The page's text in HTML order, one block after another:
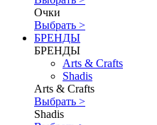
Очки
Выбрать >
БРЕНДЫ
БРЕНДЫ
Аrts & Сrafts
Shadis
Аrts & Сrafts
Выбрать >
Shadis